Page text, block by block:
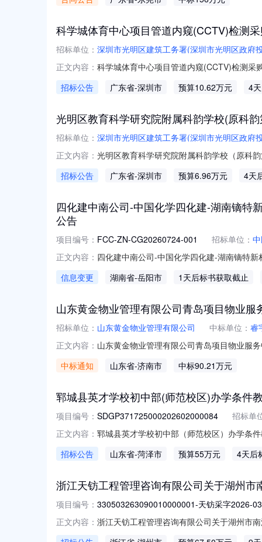
区聚和六街1号-1143联系方式：010-
科学城体育中心项目管道内窥(CCTV)检测
招标单位： 深圳市光明区建筑工务署(深圳市光明区政府
正文内容： 科学城体育中心项目管道内窥(CCTV)检测采
120105万元。3采购单位：深圳市光明区
招标公告 广东省-深圳市 预算10.62万元 4
光明区教育科学研究院附属科韵学校(原科
招标单位： 深圳市光明区建筑工务署(深圳市光明区政府
正文内容： 光明区教育科学研究院附属科韵学校（原科
北角。项目定位为36班/1680学位的九年一
招标公告 广东省-深圳市 预算6.96万元 4天
四化建中南公司-中国化学四化建-湖南镝特
公告
项目编号： FCC-ZN-CG20260724-001 招标单位：
正文内容： 四化建中南公司-中国化学四化建-湖南镝特
化学四化建-湖南镝特新材料科技有限公司
信息变更 湖南省-岳阳市 1天后标书获取截止
山东黄金物业管理有限公司青岛项目物业服
招标单位： 山东黄金物业管理有限公司 中标单位： 睿
正文内容： 山东黄金物业管理有限公司青岛项目物业服
中标通知
山东省-济南市 中标90.21万元
郓城县英才学校初中部(师范校区)办学条件
项目编号： SDGP371725000202602000084
招标单
正文内容： 郓城县英才学校初中部（师范校区）办学条
初中部（师范校区）办学条件教学设备改
招标公告 山东省-菏泽市 预算55万元 4天后
浙江天钫工程管理咨询有限公司关于湖州
项目编号： 330503263090010000001-天钫采字2026-
正文内容： 浙江天钫工程管理咨询有限公司关于湖州市